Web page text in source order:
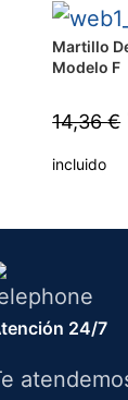
Martillo
Modelo F
14,36€
incluido
24/7